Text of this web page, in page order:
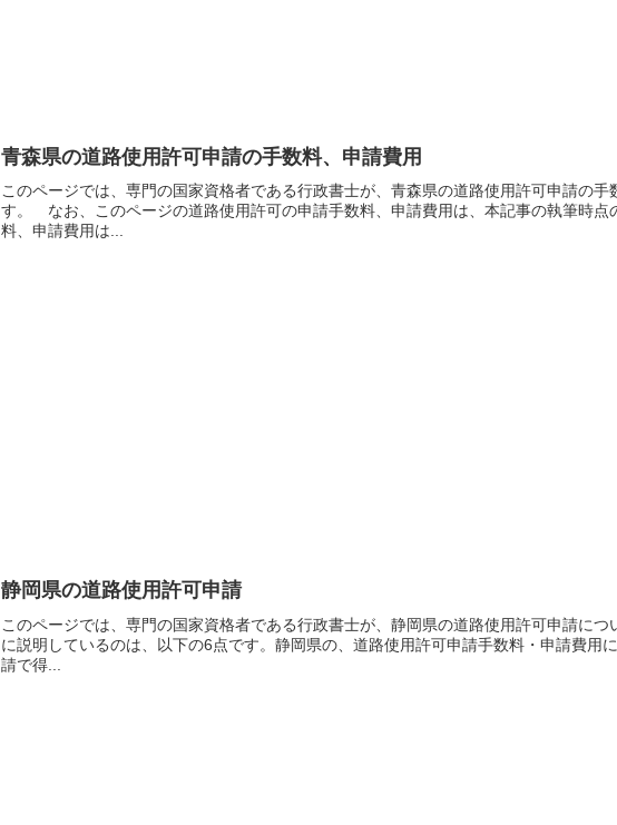
青森県の道路使用許可申請の手数料、申請費用
このページでは、専門の国家資格者である行政書士が、青森県の道路使用許可申請の手
す。 なお、このページの道路使用許可の申請手数料、申請費用は、本記事の執筆時
料、申請費用は...
静岡県の道路使用許可申請
このページでは、専門の国家資格者である行政書士が、静岡県の道路使用許可申請に
に説明しているのは、以下の6点です。静岡県の、道路使用許可申請手数料・申請費用
請で得...